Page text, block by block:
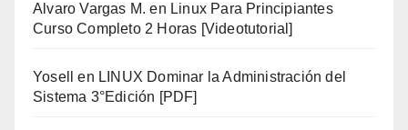
Alvaro Vargas M. en Linux Para Principiantes
Curso Completo 2 Horas [Videotutorial]
Yosell en LINUX Dominar la Administración del
Sistema 3°Edición [PDF]